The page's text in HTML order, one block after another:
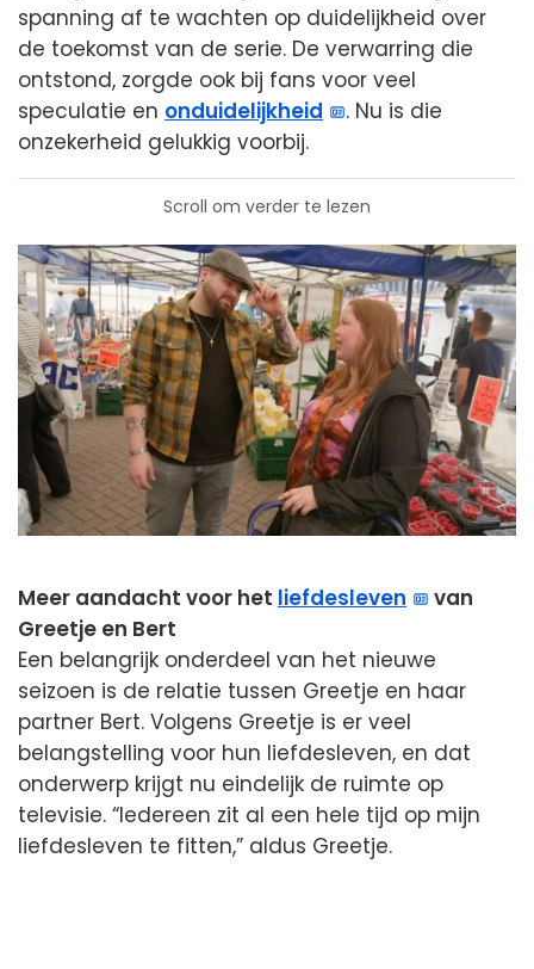
spanning af te wachten op duidelijkheid over
de toekomst van de serie. De verwarring die
ontstond, zorgde ook bij fans voor veel
speculatie en onduidelijkheid
. Nu is die
onzekerheid gelukkig voorbij.
Scroll om verder te lezen
Meer aandacht voor het liefdesleven
van
Greetje en Bert
Een belangrijk onderdeel van het nieuwe
seizoen is de relatie tussen Greetje en haar
partner Bert. Volgens Greetje is er veel
belangstelling voor hun liefdesleven, en dat
onderwerp krijgt nu eindelijk de ruimte op
televisie. “Iedereen zit al een hele tijd op mijn
liefdesleven te fitten,” aldus Greetje.